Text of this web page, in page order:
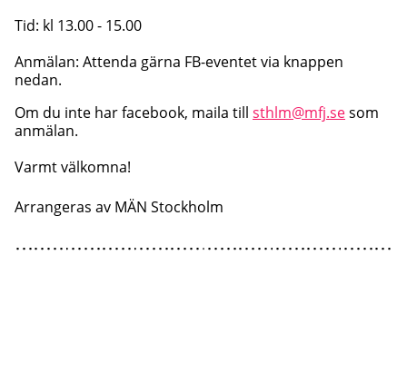
Tid: kl 13.00 - 15.00
Anmälan: Attenda gärna FB-eventet via knappen
nedan.
Om du inte har facebook, maila till sthlm@mfj.sesom
anmälan.
Varmt välkomna!
Arrangeras av MÄN Stockholm